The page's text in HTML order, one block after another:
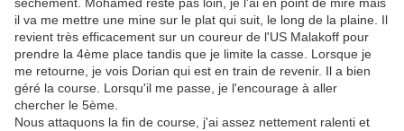
il va me mettre une mine sur le plat qui suit, le long de la plaine. Il
revient très efficacement sur un coureur de l'US Malakoff pour
prendre la 4ème place tandis que je limite la casse. Lorsque je
me retourne, je vois Dorian qui est en train de revenir. Il a bien
géré la course. Lorsqu'il me passe, je l'encourage à aller
chercher le 5ème.
Nous attaquons la fin de course, j'ai assez nettement ralenti et